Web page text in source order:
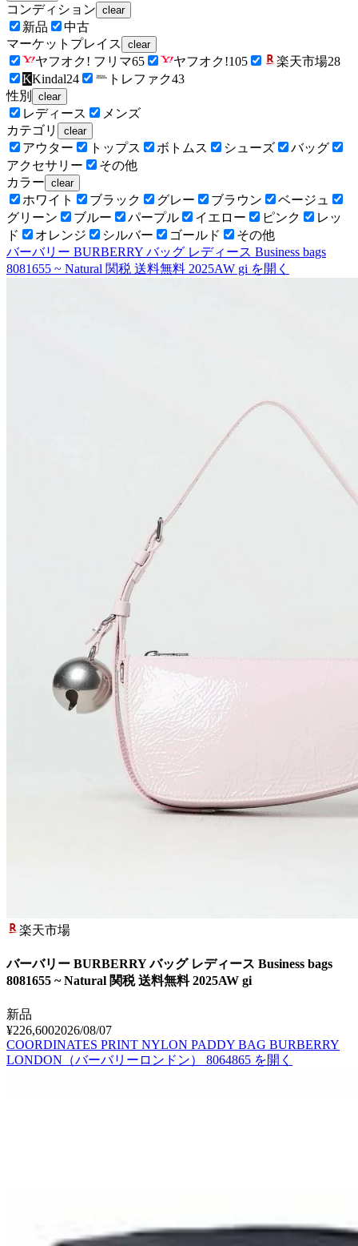
コンディション clear
新品
中古
マーケットプレイス
clear
ヤフオク! フリマ65 ヤフオク!105 楽天市場28
KKindal24 トレファク43
性別
clear
レディース
メンズ
カテゴリ
clear
アウター トップス ボトムス シューズ
バッグ
アクセサリー
その他
カラー clear
ホワイト ブラック グレー ブラウン
ベージュ
グリーン
ブルー パープル イエロー ピンク
レッ
ド
オレンジ シルバー ゴールド
その他
バーバリー BURBERRY バッグ レディース Business bags
8081655 ~ Natural 関税 送料無料 2025AW gi を開く
楽天市場
バーバリー BURBERRY バッグ レディース Business bags
8081655 ~ Natural 関税 送料無料 2025AW gi
新品
¥226,6002026/08/07
COORDINATES PRINT NYLON PADDY BAG BURBERRY
LONDON（バーバリーロンドン） 8064865 を開く